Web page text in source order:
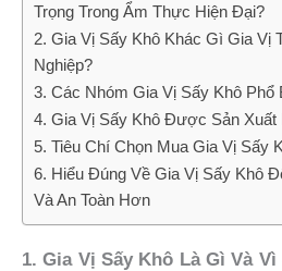
Trọng Trong Ẩm Thực Hiện Đại?
2. Gia Vị Sấy Khô Khác Gì Gia Vị
Nghiệp?
3. Các Nhóm Gia Vị Sấy Khô Phổ
4. Gia Vị Sấy Khô Được Sản Xuất
5. Tiêu Chí Chọn Mua Gia Vị Sấy
6. Hiểu Đúng Về Gia Vị Sấy Khô
Và An Toàn Hơn
1. Gia Vị Sấy Khô Là Gì Và